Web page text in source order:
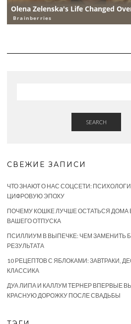
SEARCH
СВЕЖИЕ ЗАПИСИ
ЧТО ЗНАЮТ О НАС СОЦСЕТИ:
ЦИФРОВУЮ ЭПОХУ
ПОЧЕМУ КОШКЕ ЛУЧШЕ ОСТАТЬСЯ ДОМА
ВАШЕГО ОТПУСКА
ПСИЛЛИУМ В ВЫПЕЧКЕ: ЧЕМ ЗАМЕНИТЬ
РЕЗУЛЬТАТА
10 РЕЦЕПТОВ С ЯБЛОКАМИ: ЗАВТРАКИ,
КЛАССИКА
ДУА ЛИПА И КАЛЛУМ ТЕРНЕР ВПЕРВЫЕ
КРАСНУЮ ДОРОЖКУ ПОСЛЕ СВАДЬБЫ